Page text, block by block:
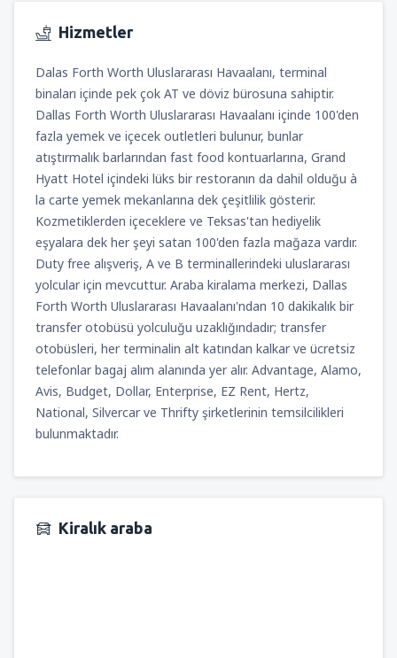
Hizmetler
Dalas Forth Worth Uluslararası Havaalanı, terminal
binaları içinde pek çok AT ve döviz bürosuna sahiptir.
Dallas Forth Worth Uluslararası Havaalanı içinde 100'den
fazla yemek ve içecek outletleri bulunur, bunlar
atıştırmalık barlarından fast food kontuarlarına, Grand
Hyatt Hotel içindeki lüks bir restoranın da dahil olduğu à
la carte yemek mekanlarına dek çeşitlilik gösterir.
Kozmetiklerden içeceklere ve Teksas'tan hediyelik
eşyalara dek her şeyi satan 100'den fazla mağaza vardır.
Duty free alışveriş, A ve B terminallerindeki uluslararası
yolcular için mevcuttur. Araba kiralama merkezi, Dallas
Forth Worth Uluslararası Havaalanı'ndan 10 dakikalık bir
transfer otobüsü yolculuğu uzaklığındadır; transfer
otobüsleri, her terminalin alt katından kalkar ve ücretsiz
telefonlar bagaj alım alanında yer alır. Advantage, Alamo,
Avis, Budget, Dollar, Enterprise, EZ Rent, Hertz,
National, Silvercar ve Thrifty şirketlerinin temsilcilikleri
bulunmaktadır.
Kiralık araba